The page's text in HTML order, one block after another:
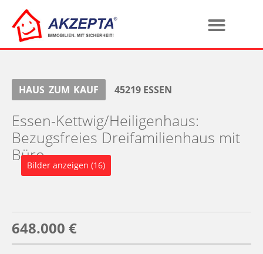
HAUS ZUM KAUF 45219 ESSEN
Essen-Kettwig/Heiligenhaus:
Bezugsfreies Dreifamilienhaus mit
Büro
Bilder anzeigen (16)
648.000 €